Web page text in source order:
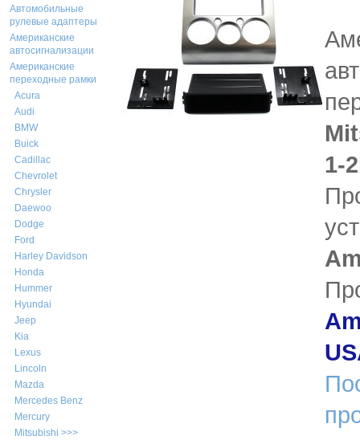
Автомобильные
рулевые адаптеры
Американские
автосигнализации
Американские
переходные рамки
Acura
Audi
BMW
Buick
Cadillac
Chevrolet
Chrysler
Daewoo
Dodge
Ford
Harley Davidson
Honda
Hummer
Hyundai
Jeep
Kia
Lexus
Lincoln
Mazda
Mercedes Benz
Mercury
Mitsubishi >>>
1-